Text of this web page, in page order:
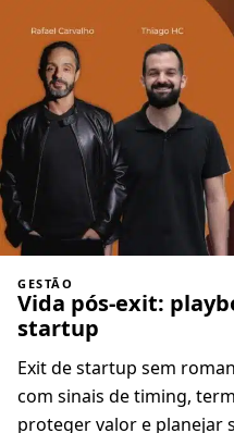
GESTÃO
Vida pós-exit:
startup
Exit de startup sem
com sinais de timing,
proteger valor e planejar